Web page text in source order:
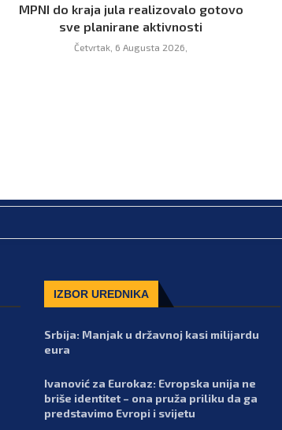
MPNI do kraja jula realizovalo gotovo
sve planirane aktivnosti
Četvrtak, 6 Augusta 2026,
IZBOR UREDNIKA
Srbija: Manjak u državnoj kasi milijardu
eura
Ivanović za Eurokaz: Evropska unija ne
briše identitet – ona pruža priliku da ga
predstavimo Evropi i svijetu